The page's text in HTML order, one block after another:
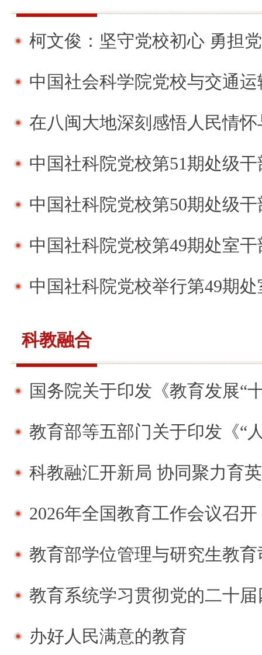
柯文俊：坚守党校初心 勇担
中国社会科学院党校与交通运输部
在八闽大地深刻感悟人民情
中国社科院党校第51期处级干部进
中国社科院党校第50期处级干部进
中国社科院党校第49期处室干部进
中国社科院党校举行第49期处室干部
科教融合
国务院关于印发《教育发展“十五
教育部等五部门关于印发《“人工智能+教
科教融汇开新局 协同聚力育英才——中国社会
2026年全国教育工作会议召开
教育部学位管理与研究生教育司负责人就《博
教育系统学习贯彻党的二十
办好人民满意的教育